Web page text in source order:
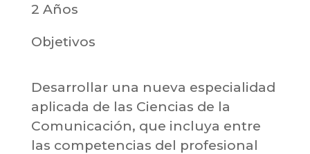
2 Años
Objetivos
Desarrollar una nueva especialidad
aplicada de las Ciencias de la
Comunicación, que incluya entre
las competencias del profesional